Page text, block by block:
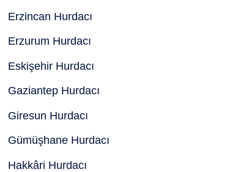
Erzincan Hurdacı
Erzurum Hurdacı
Eskişehir Hurdacı
Gaziantep Hurdacı
Giresun Hurdacı
Gümüşhane Hurdacı
Hakkâri Hurdacı